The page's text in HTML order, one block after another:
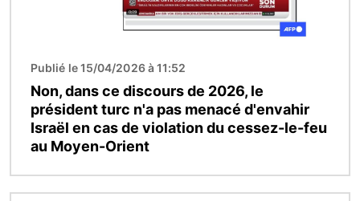
Publié le 15/04/2026 à 11:52
Non, dans ce discours de 2026, le
président turc n'a pas menacé d'envahir
Israël en cas de violation du cessez-le-feu
au Moyen-Orient